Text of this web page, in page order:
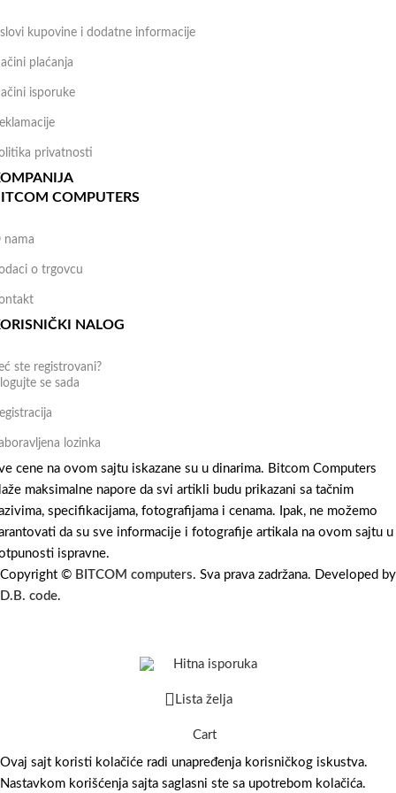
kupovine i dodatne informacije
plaćanja
isporuke
privatnosti
COMPUTERS
nama
o trgovcu
NALOG
ste registrovani?
se sada
lozinka
cene na ovom sajtu iskazane su u dinarima. Bitcom Computers
maksimalne napore da svi artikli budu prikazani sa tačnim
specifikacijama, fotografijama i cenama. Ipak, ne možemo
da su sve informacije i fotografije artikala na ovom sajtu u
ispravne.
Copyright © BITCOM computers. Sva prava zadržana. Developed by
D.B. code.
Hitna isporuka
Lista želja
Cart
Ovaj sajt koristi kolačiće radi unapređenja korisničkog iskustva.
Nastavkom korišćenja sajta saglasni ste sa upotrebom kolačića.